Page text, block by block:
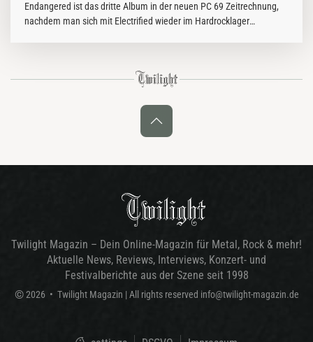
Endangered ist das dritte Album in der neuen PC 69 Zeitrechnung,
nachdem man sich mit Electrified wieder im Hardrocklager
Twilight Magazin – Dein Online-Magazin für Metal, Rock & mehr!
Aktuelle News, Reviews, Interviews, Konzert- und
Festivalberichte aus der Szene seit 1998
© 2026 • Twilight Magazin | All rights reserved info@twilight-magazin.de